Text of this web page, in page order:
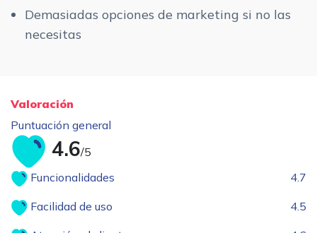
Demasiadas opciones de marketing si no las
necesitas
Valoración
Puntuación general
4.6/5
Funcionalidades
4.7
Facilidad de uso 4.5